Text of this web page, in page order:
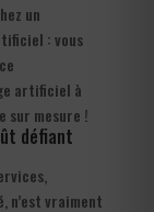
un
: vous
artificiel à
sur mesure !
défiant
vraiment